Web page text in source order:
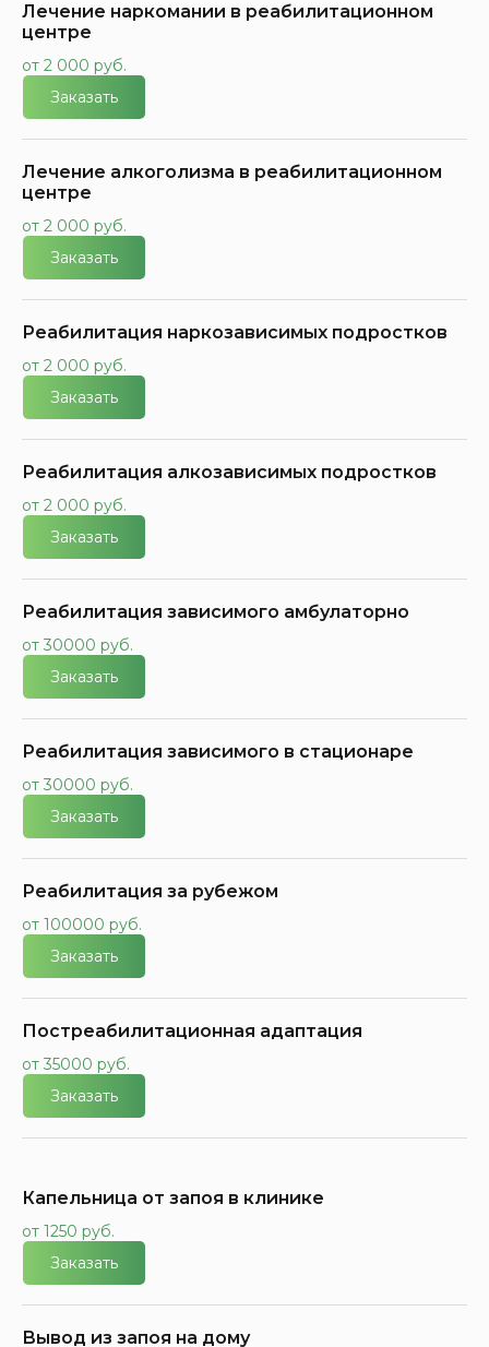
Лечение наркомании в реабилитационном
центре
от 2 000 руб.
Заказать
Лечение алкоголизма в реабилитационном
центре
от 2 000 руб.
Заказать
Реабилитация наркозависимых подростков
от 2 000 руб.
Заказать
Реабилитация алкозависимых подростков
от 2 000 руб.
Заказать
Реабилитация зависимого амбулаторно
от 30000 руб.
Заказать
Реабилитация зависимого в стационаре
от 30000 руб.
Заказать
Реабилитация за рубежом
от 100000 руб.
Заказать
Постреабилитационная адаптация
от 35000 руб.
Заказать
Капельница от запоя в клинике
от 1250 руб.
Заказать
Вывод из запоя на дому